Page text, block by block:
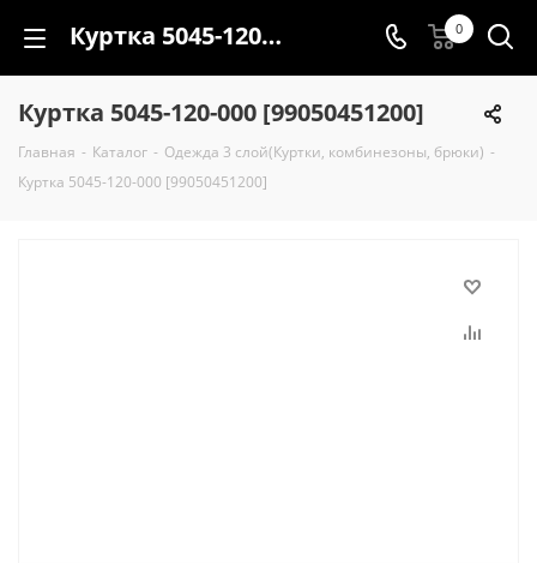
Куртка 5045-120-000 [99050451200] 0
Куртка 5045-120-000 [99050451200]
Главная - Каталог - Одежда 3 слой(Куртки, комбинезоны, брюки) -
Куртка 5045-120-000 [99050451200]